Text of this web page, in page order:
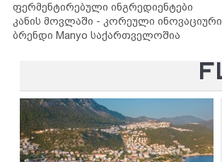
ფერმენტირებული ინგრედიენტები
კანის მოვლაში - კორეული ინოვაციური
ბრენდი Manyo საქართველოშია